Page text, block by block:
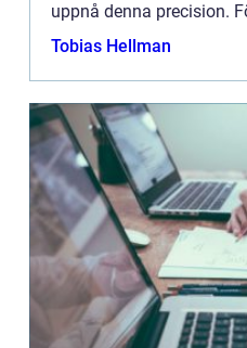
uppnå denna precision.
Tobias Hellman